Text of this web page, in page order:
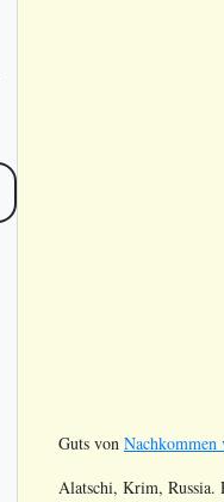
Guts von Nachkommen
Alatschi, Krim, Russia.